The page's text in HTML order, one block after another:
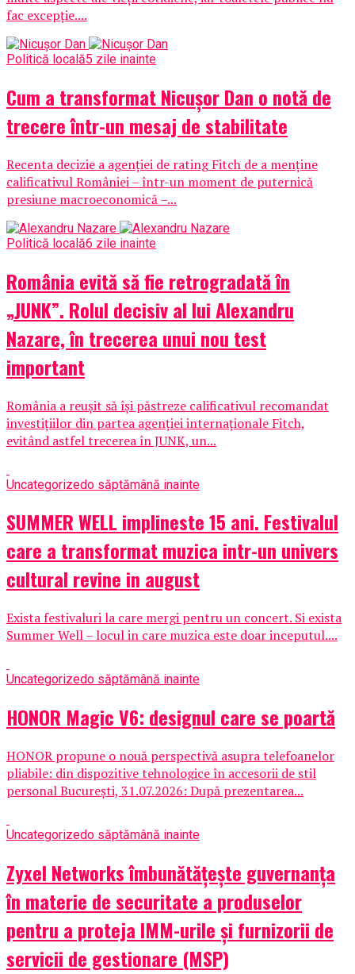
fac excepție....
Politică locală5 zile inainte
Cum a transformat Nicușor Dan o notă de
trecere într-un mesaj de stabilitate
Recenta decizie a agenției de rating Fitch de a menține
calificativul României – într-un moment de puternică
presiune macroeconomică –...
Politică locală6 zile inainte
România evită să fie retrogradată în
„JUNK”. Rolul decisiv al lui Alexandru
Nazare, în trecerea unui nou test
important
România a reușit să își păstreze calificativul recomandat
investițiilor din partea agenției internaționale Fitch,
evitând astfel trecerea în JUNK, un...
Uncategorizedo săptămână inainte
SUMMER WELL implineste 15 ani. Festivalul
care a transformat muzica intr-un univers
cultural revine in august
Exista festivaluri la care mergi pentru un concert. Si exista
Summer Well – locul in care muzica este doar inceputul....
Uncategorizedo săptămână inainte
HONOR Magic V6: designul care se poartă
HONOR propune o nouă perspectivă asupra telefoanelor
pliabile: din dispozitive tehnologice în accesorii de stil
personal București, 31.07.2026: După prezentarea...
Uncategorizedo săptămână inainte
Zyxel Networks îmbunătățește guvernanța
în materie de securitate a produselor
pentru a proteja IMM-urile și furnizorii de
servicii de gestionare (MSP)